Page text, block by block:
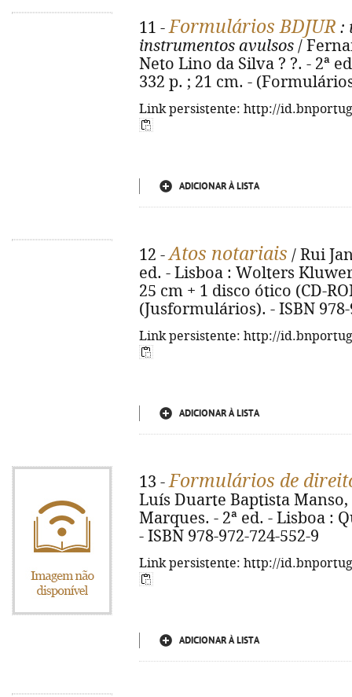
11 -Formulários BDJUR :
instrumentos avulsos /
Neto Lino da Silva ? ?. - 2ª
332 p. ; 21 cm. -
Link persistente: http://
ADICIONAR À LISTA
12 -Atos notariais / Rui
ed. - Lisboa : Wolters
25 cm + 1 disco ótico (CD-
(Jusformulários). - ISBN 978-
Link persistente: http://
ADICIONAR À LISTA
13 -Formulários de
Luís Duarte Baptista Manso,
Marques. - 2ª ed. - Lisboa :
- ISBN 978-972-724-552-9
Link persistente: http://
ADICIONAR À LISTA